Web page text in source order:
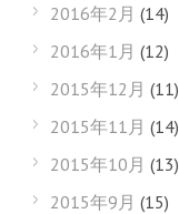
2016年2月 (14)
2016年1月 (12)
2015年12月 (11)
2015年11月 (14)
2015年10月 (13)
2015年9月 (15)